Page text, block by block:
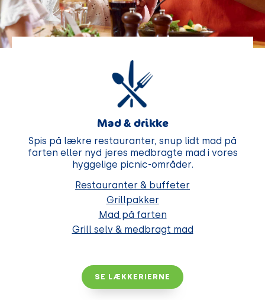
Mad & drikke
Spis på lækre restauranter, snup lidt mad på
farten eller nyd jeres medbragte mad i vores
hyggelige picnic-områder.
Restauranter & buffeter
Grillpakker
Mad på farten
Grill selv & medbragt mad
SE LÆKKERIERNE